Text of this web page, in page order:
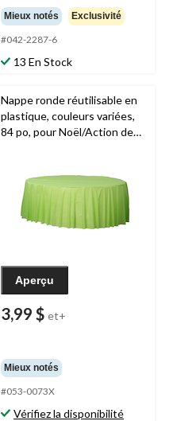
Mieux notés Exclusivité
#042-2287-6
13 En Stock
Nappe ronde réutilisable en
plastique, couleurs variées,
84 po, pour Noël/Action de
Aperçu
3,99 $ et+
Mieux notés
#053-0073X
Vérifiez la disponibilité